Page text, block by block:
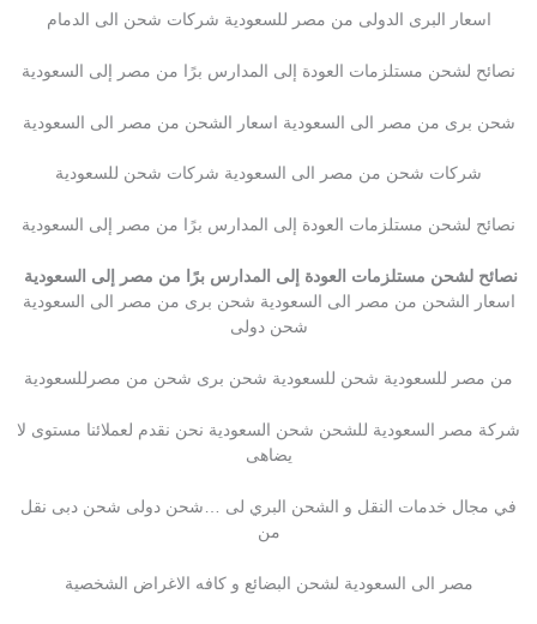
اسعار البرى الدولى من مصر للسعودية شركات شحن الى الدمام
نصائح لشحن مستلزمات العودة إلى المدارس برًا من مصر إلى السعودية
شحن برى من مصر الى السعودية اسعار الشحن من مصر الى السعودية
شركات شحن من مصر الى السعودية شركات شحن للسعودية
نصائح لشحن مستلزمات العودة إلى المدارس برًا من مصر إلى السعودية
نصائح لشحن مستلزمات العودة إلى المدارس برًا من مصر إلى السعودية
اسعار الشحن من مصر الى السعودية شحن برى من مصر الى السعودية
شحن دولى
من مصر للسعودية شحن للسعودية شحن برى شحن من مصرللسعودية
شركة مصر السعودية للشحن شحن السعودية نحن نقدم لعملائنا مستوى لا
يضاهى
في مجال خدمات النقل و الشحن البري لى …شحن دولى شحن دبى نقل
من
مصر الى السعودية لشحن البضائع و كافه الاغراض الشخصية